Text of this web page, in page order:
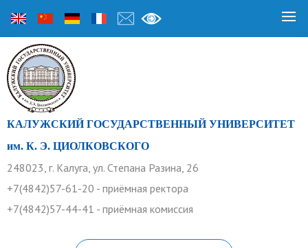
КАЛУЖСКИЙ ГОСУДАРСТВЕННЫЙ УНИВЕРСИТЕТ
им. К. Э. ЦИОЛКОВСКОГО
248023, г. Калуга, ул. Степана Разина, 26
+7(4842)57-61-20 - приёмная ректора
+7(4842)57-44-41 - приёмная комиссия